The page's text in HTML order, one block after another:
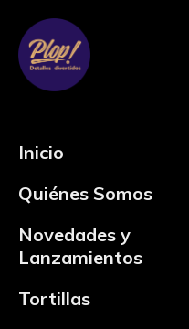
Inicio
Quiénes Somos
Novedades y
Lanzamientos
Tortillas